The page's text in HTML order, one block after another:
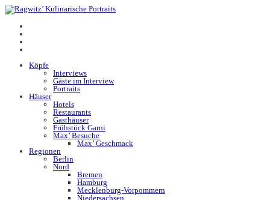
Köpfe
Interviews
Gäste im Interview
Portraits
Häuser
Hotels
Restaurants
Gasthäuser
Frühstück Garni
Max’ Besuche
Max’ Geschmack
Regionen
Berlin
Nord
Bremen
Hamburg
Mecklenburg-Vorpommern
Niedersachsen